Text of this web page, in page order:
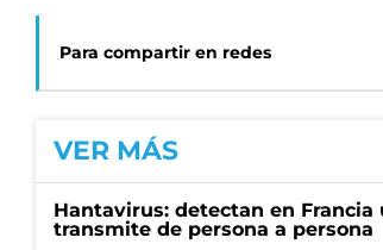
Para compartir en redes
VER MÁS
Hantavirus: detectan en Francia
transmite de persona a persona